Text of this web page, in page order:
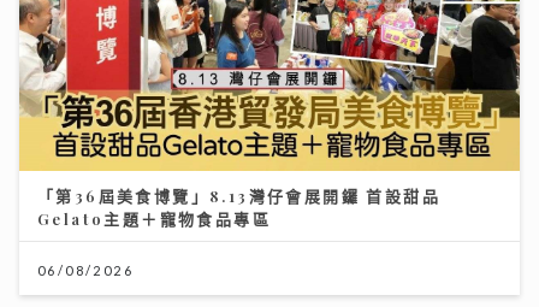
「第36屆美食博覽」8.13灣仔會展開鑼 首設甜品
Gelato主題＋寵物食品專區
06/08/2026